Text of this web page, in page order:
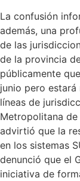
La confusión
además, una
de las
de la provincia
públicamente
junio pero
líneas de
Metropolitana de
advirtió que la
en los sistemas
denunció que el
iniciativa de